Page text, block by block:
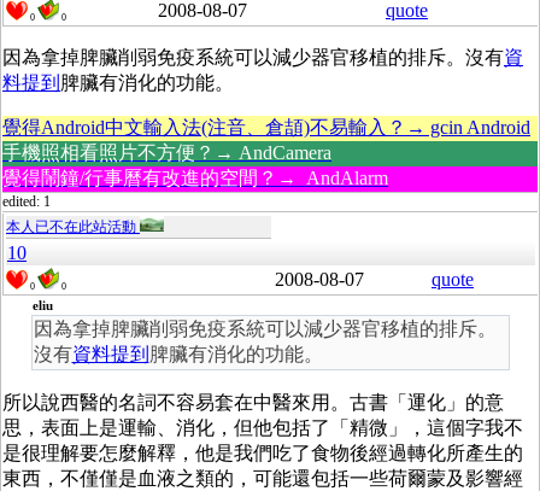
0 0 2008-08-07 quote
因為拿掉脾臟削弱免疫系統可以減少器官移植的排斥。沒有資
料提到 脾臟有消化的功能。
覺得Android中文輸入法(注音、倉頡)不易輸入？→ gcin Android
手機照相看照片不方便？→ AndCamera
覺得鬧鐘/行事曆有改進的空間？→ AndAlarm
edited: 1
本人已不在此站活動
10
0 0 2008-08-07 quote
eliu
因為拿掉脾臟削弱免疫系統可以減少器官移植的排斥。
沒有資料提到 脾臟有消化的功能。
所以說西醫的名詞不容易套在中醫來用。古書「運化」的意
思，表面上是運輸、消化，但他包括了「精微」，這個字我不
是很理解要怎麼解釋，他是我們吃了食物後經過轉化所產生的
東西，不僅僅是血液之類的，可能還包括一些荷爾蒙及影響經